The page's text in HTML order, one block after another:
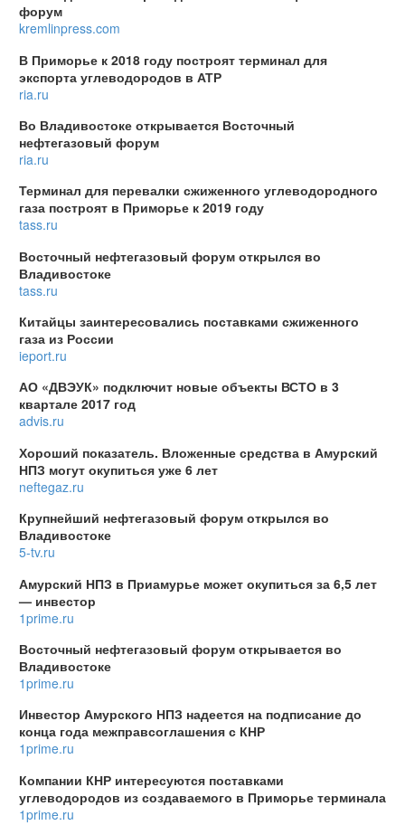
форум
kremlinpress.com
В Приморье к 2018 году построят терминал для
экспорта углеводородов в АТР
ria.ru
Во Владивостоке открывается Восточный
нефтегазовый форум
ria.ru
Терминал для перевалки сжиженного углеводородного
газа построят в Приморье к 2019 году
tass.ru
Восточный нефтегазовый форум открылся во
Владивостоке
tass.ru
Китайцы заинтересовались поставками сжиженного
газа из России
ieport.ru
АО «ДВЭУК» подключит новые объекты ВСТО в 3
квартале 2017 год
advis.ru
Хороший показатель. Вложенные средства в Амурский
НПЗ могут окупиться уже 6 лет
neftegaz.ru
Крупнейший нефтегазовый форум открылся во
Владивостоке
5-tv.ru
Амурский НПЗ в Приамурье может окупиться за 6,5 лет
— инвестор
1prime.ru
Восточный нефтегазовый форум открывается во
Владивостоке
1prime.ru
Инвестор Амурского НПЗ надеется на подписание до
конца года межправсоглашения с КНР
1prime.ru
Компании КНР интересуются поставками
углеводородов из создаваемого в Приморье терминала
1prime.ru